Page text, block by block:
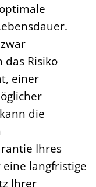
Risiko
einer
die
Ihres
langfristige
Ihrer